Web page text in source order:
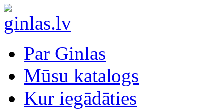
Par Ginlas
Mūsu katalogs
Kur iegādāties